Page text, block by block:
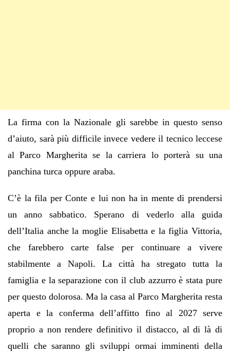
La firma con la Nazionale gli sarebbe in questo senso
d’aiuto, sarà più difficile invece vedere il tecnico leccese
al Parco Margherita se la carriera lo porterà su una
panchina turca oppure araba.
C’è la fila per Conte e lui non ha in mente di prendersi
un anno sabbatico. Sperano di vederlo alla guida
dell’Italia anche la moglie Elisabetta e la figlia Vittoria,
che farebbero carte false per continuare a vivere
stabilmente a Napoli. La città ha stregato tutta la
famiglia e la separazione con il club azzurro è stata pure
per questo dolorosa. Ma la casa al Parco Margherita resta
aperta e la conferma dell’affitto fino al 2027 serve
proprio a non rendere definitivo il distacco, al di là di
quelli che saranno gli sviluppi ormai imminenti della